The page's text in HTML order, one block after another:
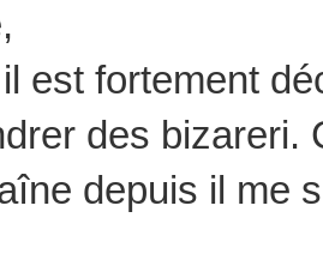
est fortement
des bizareri.
depuis il me